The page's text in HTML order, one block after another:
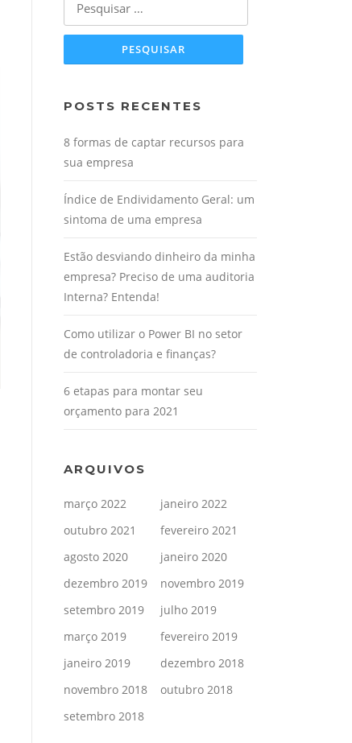
POSTS RECENTES
8 formas de captar recursos para
sua empresa
Índice de Endividamento Geral: um
sintoma de uma empresa
Estão desviando dinheiro da minha
empresa? Preciso de uma auditoria
Interna? Entenda!
Como utilizar o Power BI no setor
de controladoria e finanças?
6 etapas para montar seu
orçamento para 2021
ARQUIVOS
março 2022
janeiro 2022
outubro 2021
fevereiro 2021
agosto 2020
janeiro 2020
dezembro 2019
novembro 2019
setembro 2019
julho 2019
março 2019
fevereiro 2019
janeiro 2019
dezembro 2018
novembro 2018
outubro 2018
setembro 2018